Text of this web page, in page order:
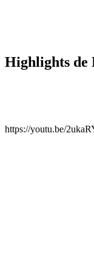
Highlights de
https://youtu.be/